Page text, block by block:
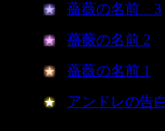
薔薇の名前 3
薔薇の名前 2
薔薇の名前 1
アンドレの告